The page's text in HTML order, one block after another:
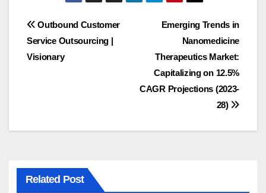
Post
navigation
Emerging Trends in
Nanomedicine
Therapeutics Market:
Capitalizing on 12.5%
CAGR Projections (2023-
28)
Outbound Customer
Service Outsourcing |
Visionary
Related Post